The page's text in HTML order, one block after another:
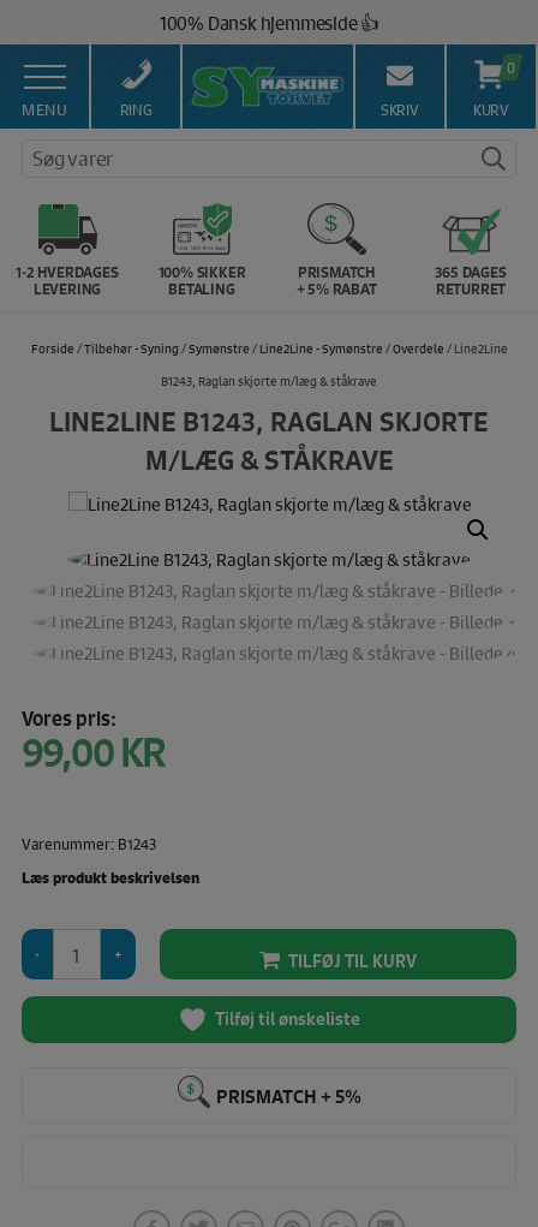
indholdet
100% Dansk hjemmeside 👍
Brug for hjælp? Ring på 43 44 45 15 ☎️
Vi matcher alle danske priser 💰
MENU RING SKRIV
0
KURV
Søg varer
1-2 HVERDAGES
LEVERING
100% SIKKER
BETALING
PRISMATCH
+ 5% RABAT
365 DAGES
RETURRET
Forside /Tilbehør - Syning /Symønstre / Line2Line - Symønstre /Overdele / Line2Line
B1243, Raglan skjorte m/læg & ståkrave
LINE2LINE B1243, RAGLAN SKJORTE
M/LÆG & STÅKRAVE
Vores pris:
99,00KR
Varenummer: B1243
Læs produkt beskrivelsen
B1243,
Raglan
m/læg
TILFØJ TIL KURV
Tilføj til ønskeliste
PRISMATCH + 5%